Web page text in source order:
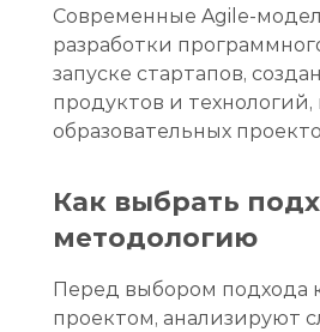
Современные Agile-
разработки
запуске стартапов,
продуктов и
образовательных
Как выбрать
методологию
Перед выбором подхода
проектом, анализируют